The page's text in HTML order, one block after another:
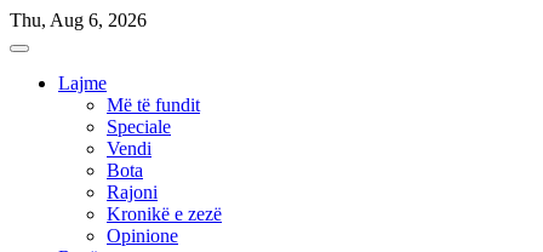
Skip
to
Thu, Aug 6, 2026
Lajme
Më të fundit
Speciale
Vendi
Bota
Rajoni
Kronikë e zezë
Opinione